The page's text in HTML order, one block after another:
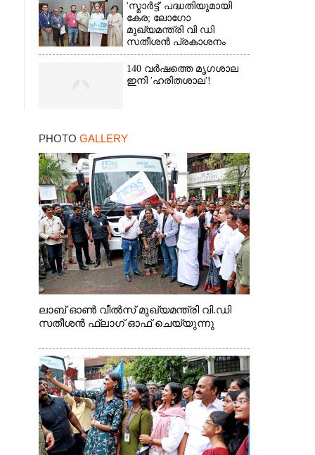
'സ്മാർട്ട്' പദ്ധതിയുമായി
കേര; ലോഗോ
മുഖ്യമന്ത്രി വി ഡി
സതീശൻ പ്രകാശനം
ചെയ്തു
140 വർഷത്തെ മൃഗശാല
ഇനി 'ഹരിതശാല'!
PHOTO GALLERY
ലാബ് ഓൺ വീൽസ് മുഖ്യമന്ത്രി വി.ഡി
സതീശൻ ഫ്ലാഗ് ഓഫ് ചെയ്യുന്നു